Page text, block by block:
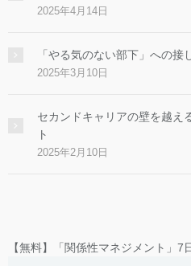
2025年4月14日
「やる気のない部下」への
2025年3月10日
セカンドキャリアの壁を越え
ト
2025年2月10日
【無料】「関係性マネジメント」7